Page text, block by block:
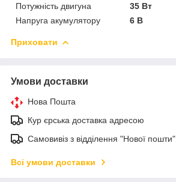
Потужність двигуна
35 Вт
Напруга акумулятору
6 В
Приховати
Умови доставки
Нова Пошта
Кур єрська доставка адресою
Самовивіз з відділення "Нової пошти"
Всі умови доставки